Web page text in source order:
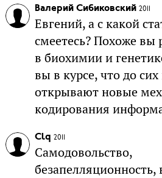
Валерий Сибиковский 2011
Евгений, а с какой
смеетесь? Похоже вы
в биохимии и
вы в курсе, что до
открывают новые
кодирования
Clq 2011
Самодовольство,
безапелляционность,